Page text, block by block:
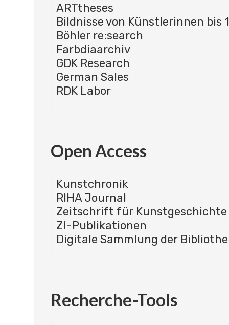
ARTtheses
Bildnisse von Künstlerinnen bis
Böhler re:search
Farbdiaarchiv
GDK Research
German Sales
RDK Labor
Open Access
Kunstchronik
RIHA Journal
Zeitschrift für Kunstgeschichte
ZI-Publikationen
Digitale Sammlung der
Recherche-Tools